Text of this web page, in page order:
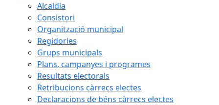
Alcaldia
Consistori
Organització municipal
Regidories
Grups municipals
Plans, campanyes i programes
Resultats electorals
Retribucions càrrecs electes
Declaracions de béns càrrecs electes